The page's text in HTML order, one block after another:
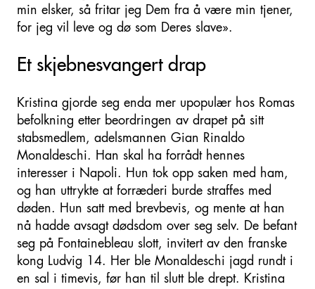
min elsker, så fritar jeg Dem fra å være min tjener,
for jeg vil leve og dø som Deres slave».
Et skjebnesvangert drap
Kristina gjorde seg enda mer upopulær hos Romas
befolkning etter beordringen av drapet på sitt
stabsmedlem, adelsmannen Gian Rinaldo
Monaldeschi. Han skal ha forrådt hennes
interesser i Napoli. Hun tok opp saken med ham,
og han uttrykte at forræderi burde straffes med
døden. Hun satt med brevbevis, og mente at han
nå hadde avsagt dødsdom over seg selv. De befant
seg på Fontainebleau slott, invitert av den franske
kong Ludvig 14. Her ble Monaldeschi jagd rundt i
en sal i timevis, før han til slutt ble drept. Kristina